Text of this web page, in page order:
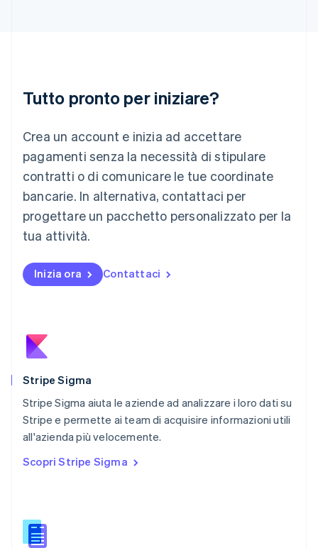
Tutto pronto per iniziare?
Crea un account e inizia ad accettare
pagamenti senza la necessità di stipulare
contratti o di comunicare le tue coordinate
bancarie. In alternativa, contattaci per
progettare un pacchetto personalizzato per la
tua attività.
Inizia ora Contattaci
Stripe Sigma
Stripe Sigma aiuta le aziende ad analizzare i loro dati su
Stripe e permette ai team di acquisire informazioni utili
all'azienda più velocemente.
Scopri Stripe Sigma
Lituania
Lussemburgo
Deutsch English
Malaysia
English 简体中文
Malta
Messico
EspañolEnglish
English
Nuova Zelanda
Polonia
PortuguêsEnglish
English简体中文
Regno Unito
English
English
English
Slovacchia